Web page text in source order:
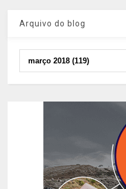
Arquivo do blog